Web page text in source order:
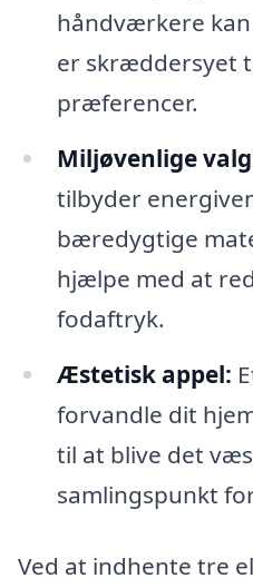
håndværkere
er skræddersyet
præferencer.
Miljøvenlige
tilbyder
bæredygtige
hjælpe med at
fodaftryk.
Æstetisk appel:
forvandle dit
til at blive det
samlingspunkt
Ved at indhente tre